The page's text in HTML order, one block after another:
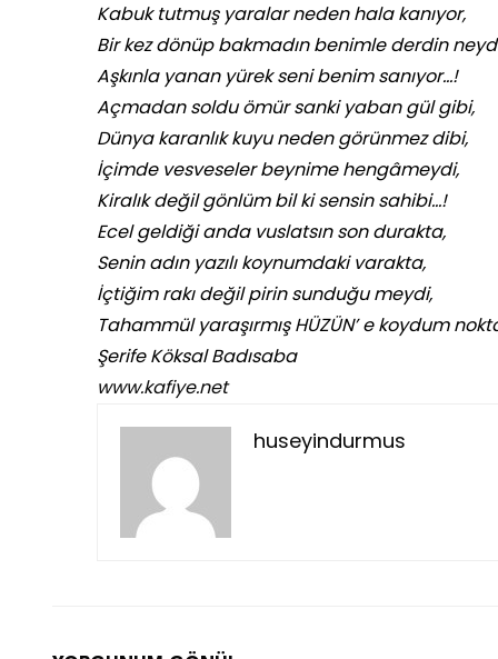
Kabuk tutmuş yaralar neden hala kanıyor,
Bir kez dönüp bakmadın benimle derdin
Aşkınla yanan yürek seni benim sanıyor…!
Açmadan soldu ömür sanki yaban gül gibi,
Dünya karanlık kuyu neden görünmez dibi,
İçimde vesveseler beynime hengâmeydi,
Kiralık değil gönlüm bil ki sensin sahibi…!
Ecel geldiği anda vuslatsın son durakta,
Senin adın yazılı koynumdaki varakta,
İçtiğim rakı değil pirin sunduğu meydi,
Tahammül yaraşırmış HÜZÜN’ e koydum
Şerife Köksal Badısaba
www.kafiye.net
huseyindurmus